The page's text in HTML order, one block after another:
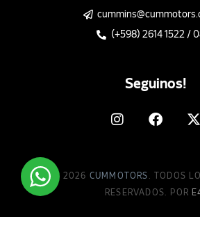
(+598) 2614 1522 /
Seguinos!
© 2026 CUMMOTORS . TODOS
RESERVADOS. POR